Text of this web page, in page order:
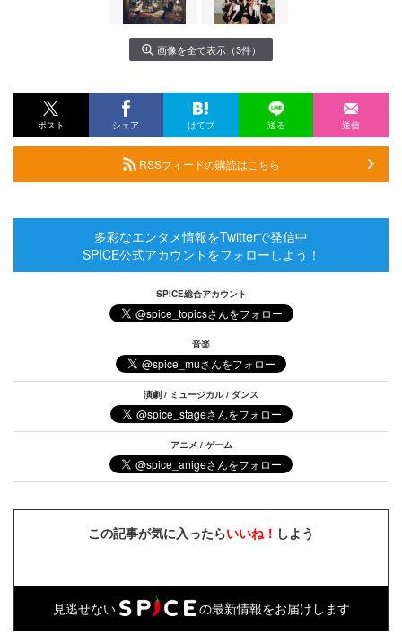
画像を全て表示（3件）
ポスト シェア はてブ 送る 送信
RSSフィードの購読はこちら
多彩なエンタメ情報をTwitterで発信中
SPICE公式アカウントをフォローしよう！
SPICE総合アカウント
音楽
演劇 / ミュージカル / ダンス
アニメ / ゲーム
この記事が気に入ったらいいね！ しよう
見逃せない の最新情報をお届けします